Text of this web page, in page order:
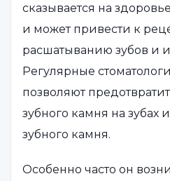
сказывается на
и может привести к
расшатыванию зубов и
Регулярные
позволяют
зубного камня на зубах
зубного камня.
Особенно часто он